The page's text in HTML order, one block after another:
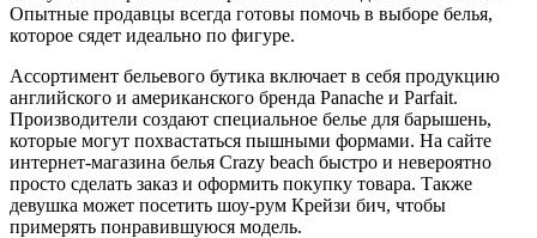
Опытные продавцы всегда готовы помочь в выборе белья,
которое сядет идеально по фигуре.
Ассортимент бельевого бутика включает в себя продукцию
английского и американского бренда Panache и Parfait.
Производители создают специальное белье для барышень,
которые могут похвастаться пышными формами. На сайте
интернет-магазина белья Crazy beach быстро и невероятно
просто сделать заказ и оформить покупку товара. Также
девушка может посетить шоу-рум Крейзи бич, чтобы
примерять понравившуюся модель.